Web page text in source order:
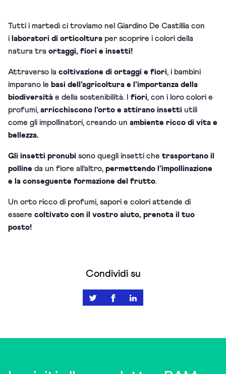
Tutti i martedì ci troviamo nel Giardino De Castillia con
i laboratori di orticoltura per scoprire i colori della
natura tra ortaggi, fiori e insetti!
Attraverso la coltivazione di ortaggi e fiori, i bambini
imparano le basi dell’agricoltura e l’importanza della
biodiversità e della sostenibilità. fiori, con i loro colori e
profumi, arricchiscono l’orto e attirano insetti utili
come gli impollinatori, creando un ambiente ricco di vita e
bellezza.
Gli insetti pronubi sono quegli insetti che trasportano il
polline da un fiore all’altro, permettendo l’impollinazione
e la conseguente formazione del frutto.
Un orto ricco di profumi, sapori e colori attende di
essere coltivato con il vostro aiuto, prenota il tuo
posto!
Condividi su